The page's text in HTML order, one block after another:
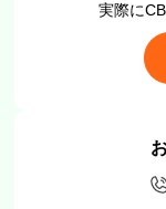
実際に